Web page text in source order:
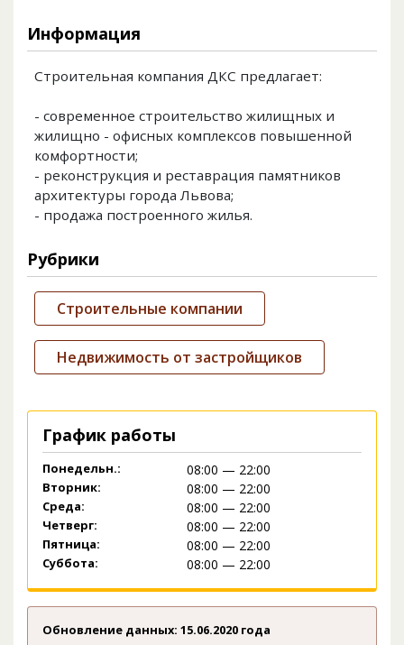
Информация
Строительная компания ДКС предлагает:
- современное строительство жилищных и
жилищно - офисных комплексов повышенной
комфортности;
- реконструкция и реставрация памятников
архитектуры города Львова;
- продажа построенного жилья.
Рубрики
Строительные компании
Недвижимость от застройщиков
График работы
Понедельн.: 08:00 — 22:00
Вторник: 08:00 — 22:00
Среда: 08:00 — 22:00
Четверг: 08:00 — 22:00
Пятница: 08:00 — 22:00
Суббота: 08:00 — 22:00
Обновление данных: 15.06.2020 года